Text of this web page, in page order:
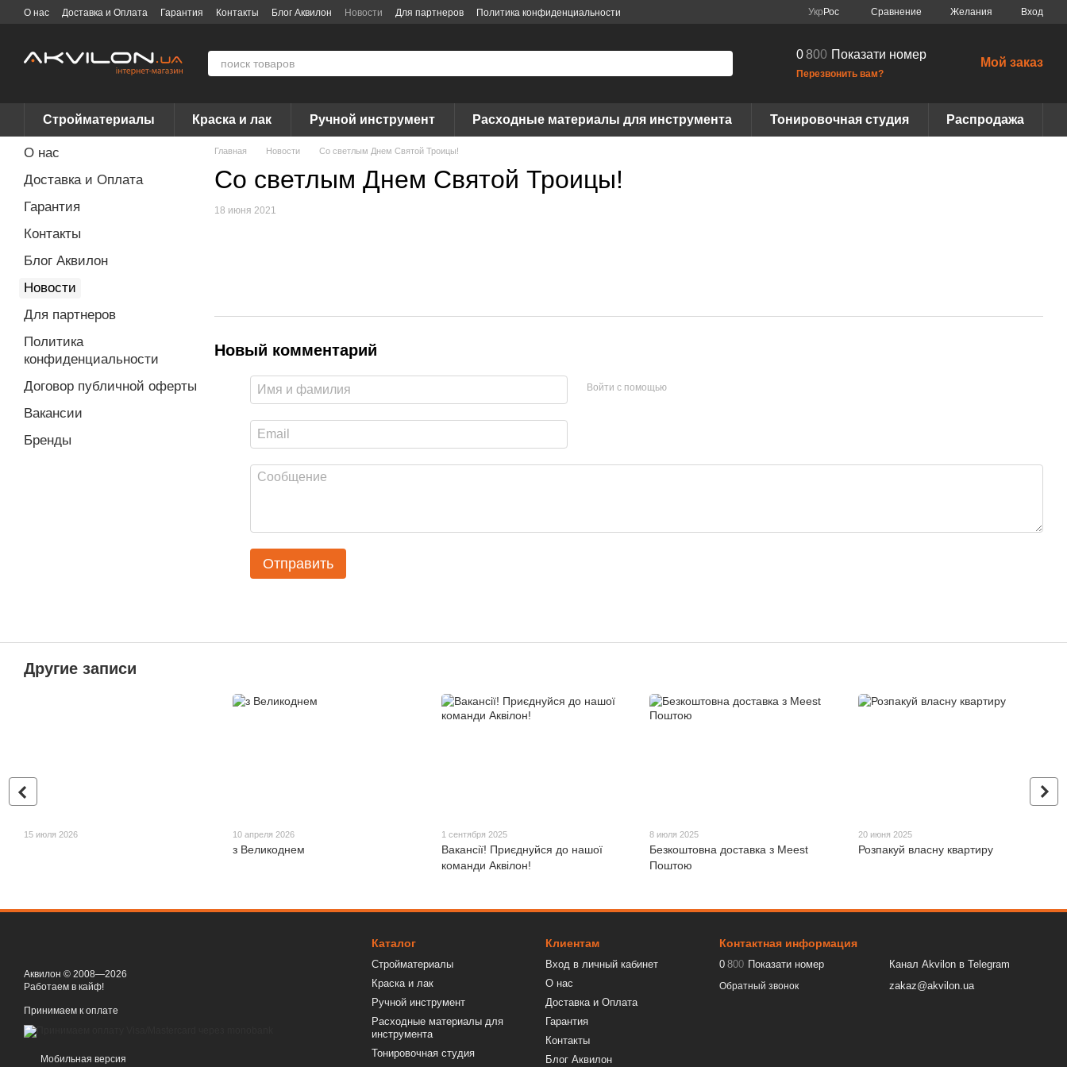
Перейти к основному контенту
О нас Доставка и Оплата Гарантия Контакты Блог Аквилон Новости Для партнеров
Политика конфиденциальности
Укр Рос Сравнение Желания Вход
0800 Показати номер
Перезвонить вам?
Мой заказ
Стройматериалы Краска и лак Ручной инструмент Расходные материалы для инструмента Тонировочная студия Распродажа
Главная Новости Со светлым Днем Святой Троицы!
Со светлым Днем Святой Троицы!
18 июня 2021
Новый комментарий
Войти с помощью
Отправить
О нас
Доставка и Оплата
Гарантия
Контакты
Блог Аквилон
Новости
Для партнеров
Политика
конфиденциальности
Договор публичной оферты
Вакансии
Бренды
Другие записи
15 июля 2026 10 апреля 2026
з Великоднем
1 сентября 2025
Вакансії! Приєднуйся до нашої
команди Аквілон!
8 июля 2025
Безкоштовна доставка з Meest
Поштою
20 июня 2025
Розпакуй власну квартиру
Аквилон © 2008—2026
Работаем в кайф!
Принимаем к оплате
Мобильная версия
Каталог
Стройматериалы
Краска и лак
Ручной инструмент
Расходные материалы для
инструмента
Тонировочная студия
Клиентам
Вход в личный кабинет
О нас
Доставка и Оплата
Гарантия
Контакты
Блог Аквилон
Контактная информация
0 800 Показати номер
Обратный звонок
Канал Akvilon в Telegram
zakaz@akvilon.ua